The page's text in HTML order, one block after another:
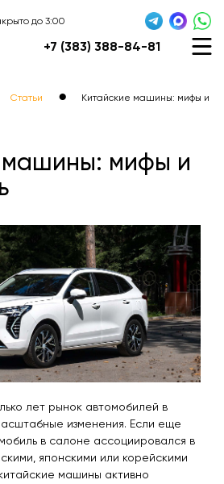
до 3:00
+7 (383) 388-84-81
Статьи ●
Китайские машины: мифы и
машины: мифы и
лет рынок автомобилей в
изменения. Если еще
в салоне ассоциировался в
японскими или корейскими
машины активно